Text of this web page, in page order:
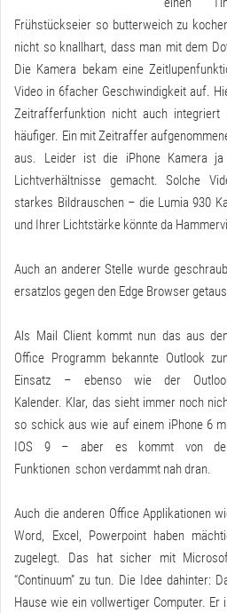
Frühstückseier so butterweich zu
nicht so knallhart, dass man mit dem
Die Kamera bekam eine
Video in 6facher Geschwindigkeit auf.
Zeitrafferfunktion nicht auch
häufiger. Ein mit Zeitraffer
aus. Leider ist die iPhone Kamera
Lichtverhältnisse gemacht. Solche
starkes Bildrauschen – die Lumia 930
und Ihrer Lichtstärke könnte da
Auch an anderer Stelle wurde
ersatzlos gegen den Edge Browser
Als Mail Client kommt nun das aus
Office Programm bekannte Outlook
Einsatz – ebenso wie der
Kalender. Klar, das sieht immer noch
so schick aus wie auf einem iPhone 6
IOS 9 – aber es kommt von
Funktionen schon verdammt nah dran.
Auch die anderen Office Applikationen
Word, Excel, Powerpoint haben
zugelegt. Das hat sicher mit
“Continuum” zu tun. Die Idee dahinter:
Hause wie ein vollwertiger Computer. Er